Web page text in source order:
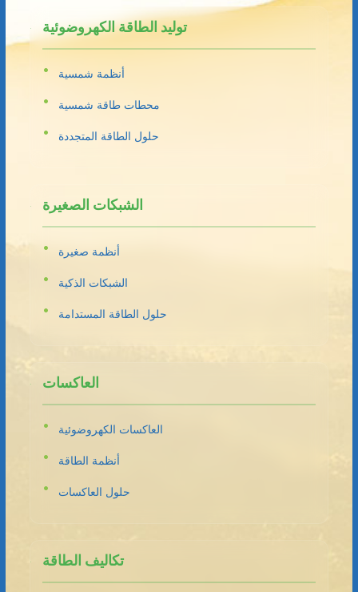
توليد الطاقة الكهروضوئية
أنظمة شمسية
محطات طاقة شمسية
حلول الطاقة المتجددة
الشبكات الصغيرة
أنظمة صغيرة
الشبكات الذكية
حلول الطاقة المستدامة
العاكسات
العاكسات الكهروضوئية
أنظمة الطاقة
حلول العاكسات
تكاليف الطاقة